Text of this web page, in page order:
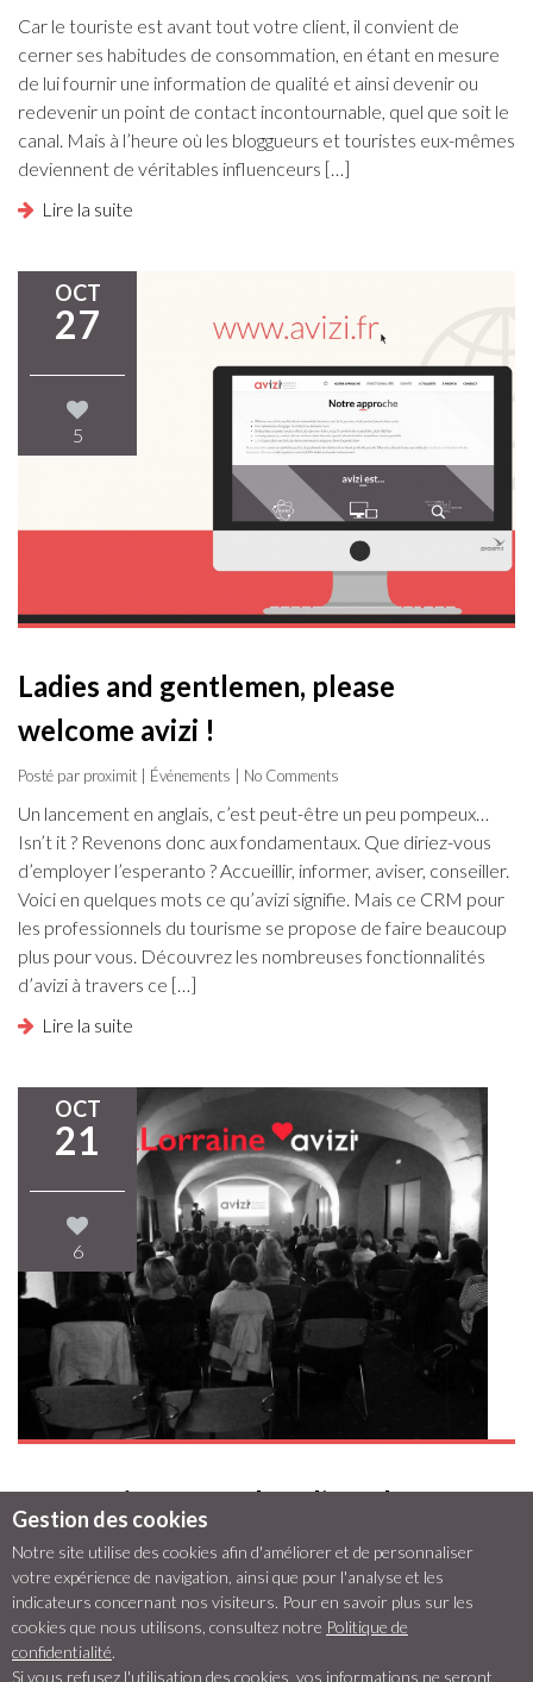
Car le touriste est avant tout votre client, il convient de
cerner ses habitudes de consommation, en étant en mesure
de lui fournir une information de qualité et ainsi devenir ou
redevenir un point de contact incontournable, quel que soit le
canal. Mais à l’heure où les bloggueurs et touristes eux-mêmes
deviennent de véritables influenceurs […]
Lire la suite
OCT
27
5
Ladies and gentlemen, please
welcome avizi !
Posté par proximit | Événements | No Comments
Un lancement en anglais, c’est peut-être un peu pompeux…
Isn’t it ? Revenons donc aux fondamentaux. Que diriez-vous
d’employer l’esperanto ? Accueillir, informer, aviser, conseiller.
Voici en quelques mots ce qu’avizi signifie. Mais ce CRM pour
les professionnels du tourisme se propose de faire beaucoup
plus pour vous. Découvrez les nombreuses fonctionnalités
d’avizi à travers ce […]
Lire la suite
OCT
21
6
La Lorraine entre dans l’ère du
marketing relationnel avec avizi
Posté par proximit | Événements | No Comments
Renseigner les touristes qui font le premier pas dans votre
structure, c’est bien. Cernez leurs habitudes de
Gestion des cookies
Notre site utilise des cookies afin d'améliorer et de personnaliser
votre expérience de navigation, ainsi que pour l'analyse et les
indicateurs concernant nos visiteurs. Pour en savoir plus sur les
cookies que nous utilisons, consultez notre Politique de
confidentialité.
Si vous refusez l'utilisation des cookies, vos informations ne seront